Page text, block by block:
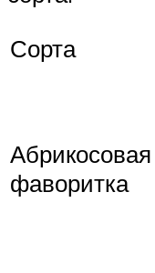
Сорта
Абрикосовая
фаворитка